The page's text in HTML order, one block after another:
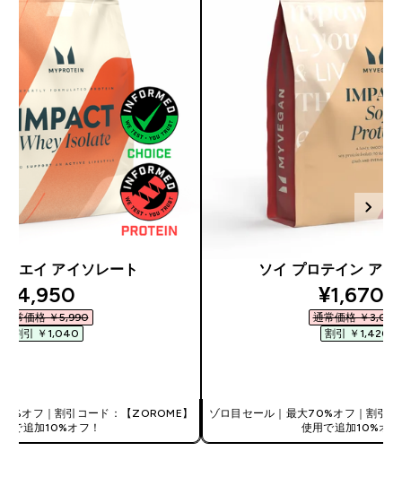
エイ アイソレート
discounted price
¥4,950‎
通常価格 ￥5,990‎
割引 ￥1,040‎
オフ｜割引コード：【ZOROME】
で追加10%オフ！
ソイ プロテイン アイ
¥1,670‎
通常価格 ￥3,090‎
割引 ￥1,420‎
ゾロ目セール｜最大70%オフ｜割引
使用で追加10%オ